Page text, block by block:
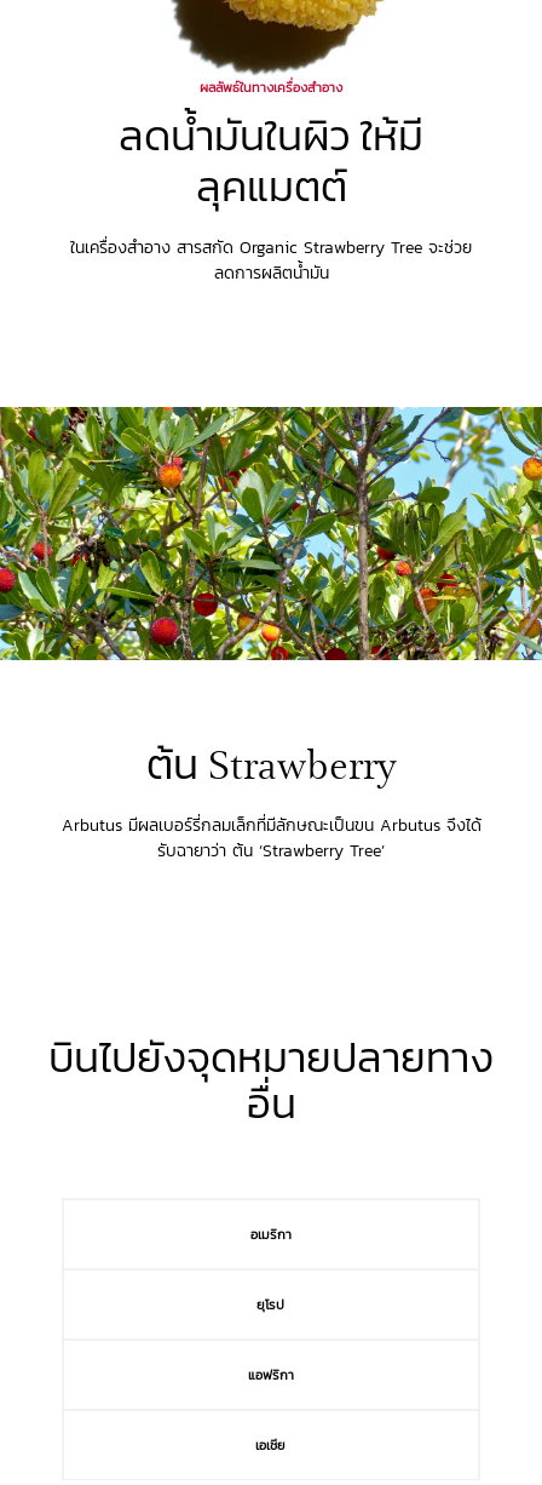
ผลลัพธ์ในทางเครื่องสำอาง
ลดน้ำมันในผิว ให้มี
ลุคแมตต์
ในเครื่องสำอาง สารสกัด Organic Strawberry Tree จะช่วย
ลดการผลิตน้ำมัน
ต้น Strawberry
Arbutus มีผลเบอร์รี่กลมเล็กที่มีลักษณะเป็นขน Arbutus จึงได้
รับฉายาว่า ต้น ‘Strawberry Tree’
บินไปยังจุดหมายปลายทาง
อื่น
อเมริกา
ยุโรป
แอฟริกา
เอเชีย